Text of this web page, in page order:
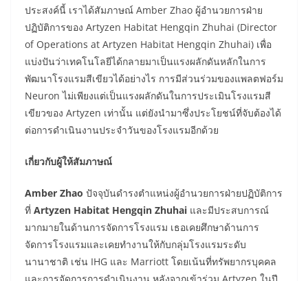
ประสงค์นี้ เราได้สัมภาษณ์ Amber Zhao ผู้อำนวยการฝ่าย
ปฏิบัติการของ Artyzen Habitat Hengqin Zhuhai (Director
of Operations at Artyzen Habitat Hengqin Zhuhai) เพื่อ
แบ่งปันว่าเทคโนโลยีได้กลายมาเป็นแรงผลักดันหลักในการ
พัฒนาโรงแรมสีเขียวได้อย่างไร การมีส่วนร่วมของแพลตฟอร์ม
Neuron ไม่เพียงแต่เป็นแรงผลักดันในการประเมินโรงแรมสี
เขียวของ Artyzen เท่านั้น แต่ยังนำมาซึ่งประโยชน์ที่จับต้องได้
ต่อการดำเนินงานประจำวันของโรงแรมอีกด้วย
เกี่ยวกับผู้ให้สัมภาษณ์
Amber Zhao ปัจจุบันดำรงตำแหน่งผู้อำนวยการฝ่ายปฏิบัติการ
ที่ Artyzen Habitat Hengqin Zhuhai และมีประสบการณ์
มากมายในด้านการจัดการโรงแรม เธอเคยศึกษาด้านการ
จัดการโรงแรมและเคยทำงานให้กับกลุ่มโรงแรมระดับ
นานาชาติ เช่น IHG และ Marriott โดยเน้นที่ทรัพยากรบุคคล
และการจัดการการดำเนินงาน หลังจากเข้าร่วม Artyzen ในปี